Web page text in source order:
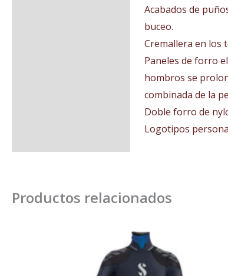
Acabados de
buceo.
Cremallera en los
Paneles de forro
hombros se
combinada de la
Doble forro de
Logotipos
Productos relacionados
precios:
desde
550,00€